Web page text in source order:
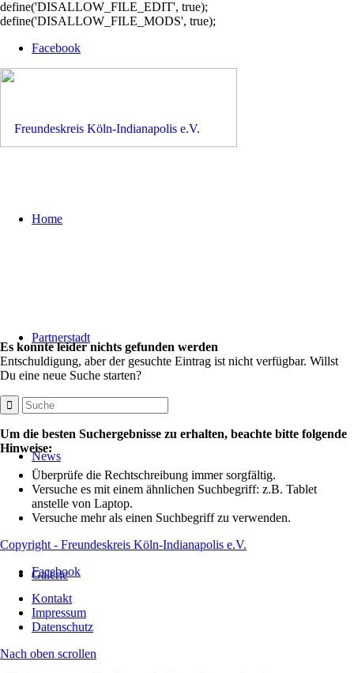
define('DISALLOW_FILE_EDIT', true);
define('DISALLOW_FILE_MODS', true);
Facebook
Home
Partnerstadt
News
Galerie
Es konnte leider nichts gefunden werden
Entschuldigung, aber der gesuchte Eintrag ist nicht verfügbar. Willst
Du eine neue Suche starten?
Um die besten Suchergebnisse zu erhalten, beachte bitte folgende
Hinweise:
Überprüfe die Rechtschreibung immer sorgfältig.
Versuche es mit einem ähnlichen Suchbegriff: z.B. Tablet
anstelle von Laptop.
Versuche mehr als einen Suchbegriff zu verwenden.
Copyright - Freundeskreis Köln-Indianapolis e.V.
Facebook
Kontakt
Impressum
Datenschutz
Nach oben scrollen